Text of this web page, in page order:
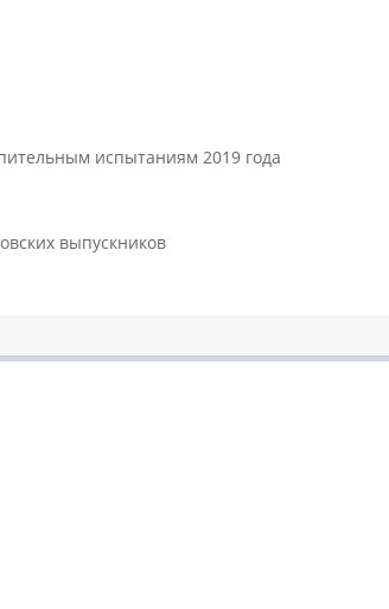
испытаниям 2019 года
выпускников